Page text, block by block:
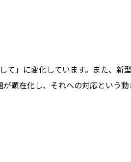
」に変化しています。また、新
顕在化し、それへの対応という